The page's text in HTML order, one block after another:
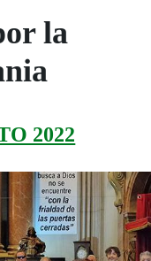
la
2022